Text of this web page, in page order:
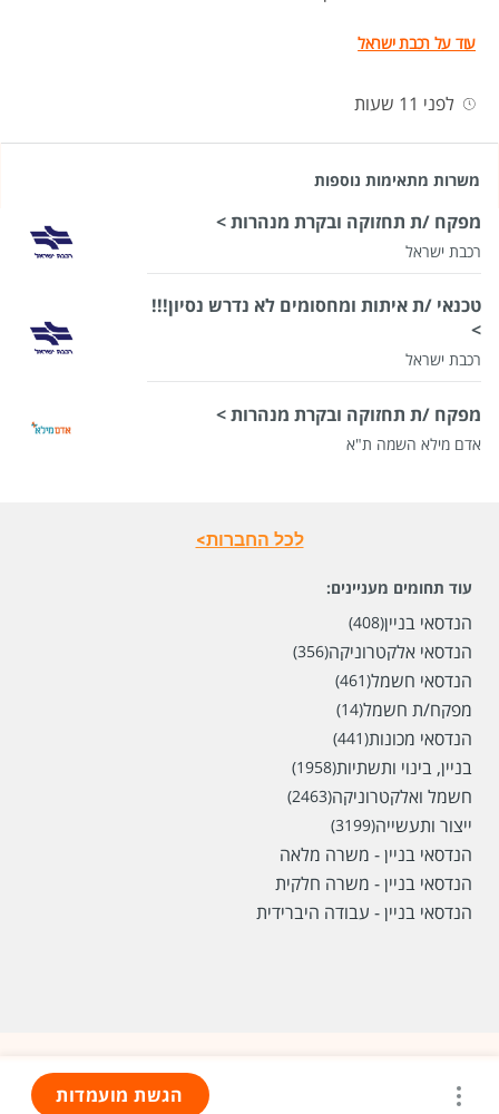
עוד על רכבת ישראל
לפני 11 שעות
משרות מתאימות נוספות
מפקח /ת תחזוקה ובקרת מנהרות >
רכבת ישראל
טכנאי /ת איתות ומחסומים לא נדרש נסיון!!!
>
רכבת ישראל
מפקח /ת תחזוקה ובקרת מנהרות >
אדם מילא השמה ת"א
לכל החברות>
עוד תחומים מעניינים:
הנדסאי בניין(408)
הנדסאי אלקטרוניקה(356)
הנדסאי חשמל(461)
מפקח/ת חשמל(14)
הנדסאי מכונות(441)
בניין, בינוי ותשתיות(1958)
חשמל ואלקטרוניקה(2463)
ייצור ותעשייה(3199)
הנדסאי בניין - משרה מלאה
הנדסאי בניין - משרה חלקית
הנדסאי בניין - עבודה היברידית
הגשת מועמדות